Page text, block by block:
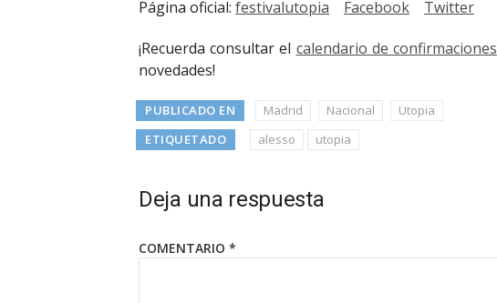
Página oficial: festivalutopia Facebook Twitter
¡Recuerda consultar el calendario de confirmaciones
novedades!
PUBLICADO EN Madrid Nacional
Utopia
ETIQUETADO
alesso utopia
Deja una respuesta
COMENTARIO *